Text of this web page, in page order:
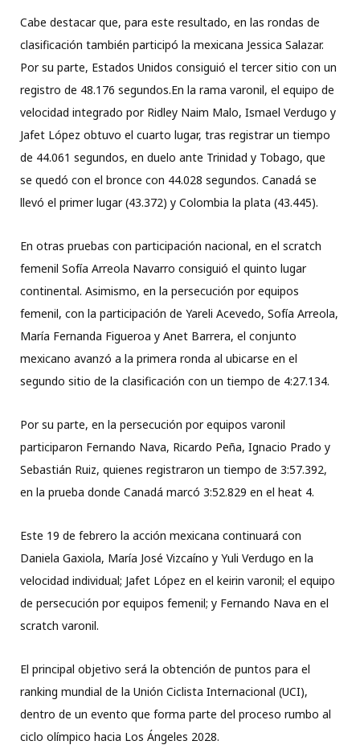
Cabe destacar que, para este resultado, en las rondas de
clasificación también participó la mexicana Jessica Salazar.
Por su parte, Estados Unidos consiguió el tercer sitio con un
registro de 48.176 segundos.En la rama varonil, el equipo de
velocidad integrado por Ridley Naim Malo, Ismael Verdugo y
Jafet López obtuvo el cuarto lugar, tras registrar un tiempo
de 44.061 segundos, en duelo ante Trinidad y Tobago, que
se quedó con el bronce con 44.028 segundos. Canadá se
llevó el primer lugar (43.372) y Colombia la plata (43.445).
En otras pruebas con participación nacional, en el scratch
femenil Sofía Arreola Navarro consiguió el quinto lugar
continental. Asimismo, en la persecución por equipos
femenil, con la participación de Yareli Acevedo, Sofía Arreola,
María Fernanda Figueroa y Anet Barrera, el conjunto
mexicano avanzó a la primera ronda al ubicarse en el
segundo sitio de la clasificación con un tiempo de 4:27.134.
Por su parte, en la persecución por equipos varonil
participaron Fernando Nava, Ricardo Peña, Ignacio Prado y
Sebastián Ruiz, quienes registraron un tiempo de 3:57.392,
en la prueba donde Canadá marcó 3:52.829 en el heat 4.
Este 19 de febrero la acción mexicana continuará con
Daniela Gaxiola, María José Vizcaíno y Yuli Verdugo en la
velocidad individual; Jafet López en el keirin varonil; el equipo
de persecución por equipos femenil; y Fernando Nava en el
scratch varonil.
El principal objetivo será la obtención de puntos para el
ranking mundial de la Unión Ciclista Internacional (UCI),
dentro de un evento que forma parte del proceso rumbo al
ciclo olímpico hacia Los Ángeles 2028.